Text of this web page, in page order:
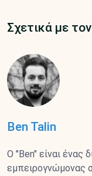
Σχετικά με
Ben Talin
Ο "Ben" είναι ένας
εμπειρογνώμονας